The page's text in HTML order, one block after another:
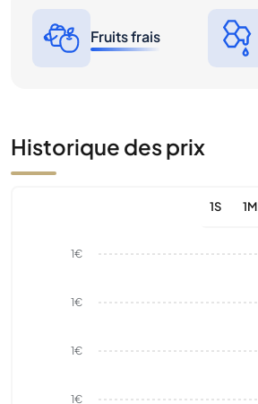
Fruits frais
Historique des prix
1S 1M
1€
1€
1€
1€